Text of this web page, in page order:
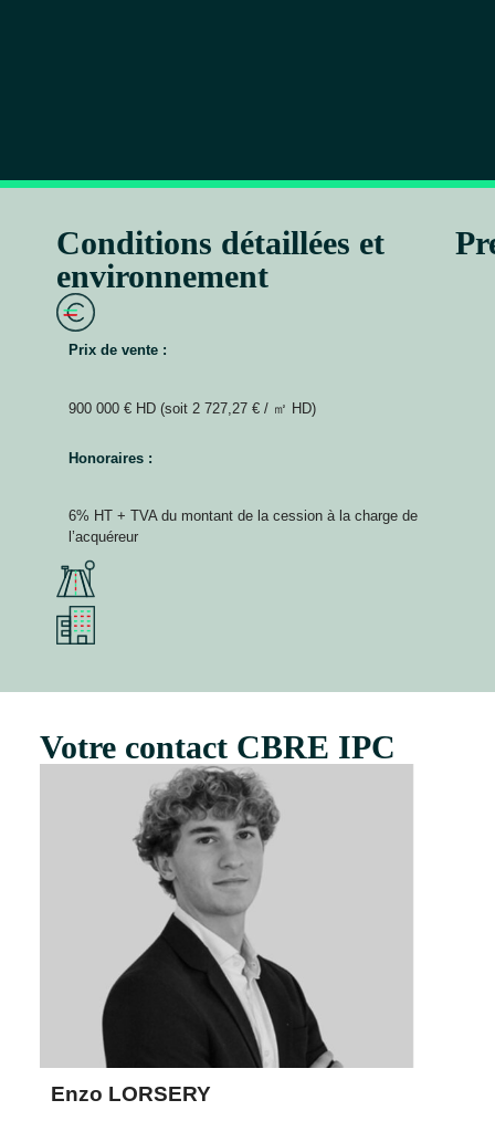
Conditions détaillées et
environnement
Prix de vente :
900 000 € HD (soit 2 727,27 € / ㎡ HD)
Honoraires :
6% HT + TVA du montant de la cession à la charge de
l’acquéreur
Votre contact CBRE IPC
Enzo LORSERY